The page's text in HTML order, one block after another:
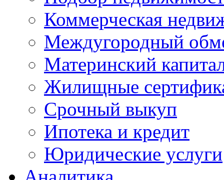
Коммерческая
Междугородный
Материнский
Жилищные
Срочный выкуп
Ипотека и кредит
Юридические услуги